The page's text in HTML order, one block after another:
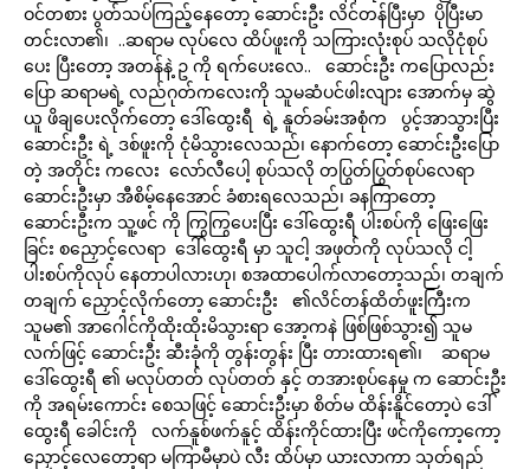
ဝင်တစား ပွတ်သပ်ကြည့်နေတော့ ဆောင်းဦး လိင်တန်ပြီးမှာ ပိုပြီးမာ
တင်းလာ၏၊ ..ဆရာမ လုပ်လေ ထိပ်ဖူးကို သကြားလုံးစုပ် သလိုငုံစုပ်
ပေး ပြီးတော့ အတန်နဲ့ ဥ ကို ရက်ပေးလေ.. ဆောင်းဦး ကပြောလည်း
ပြော ဆရာမရဲ့ လည်ဂုတ်ကလေးကို သူမဆံပင်ဖါးလျား အောက်မှ ဆွဲ
ယူ ဖိချပေးလိုက်တော့ ဒေါ်ထွေးရီ ရဲ့ နူတ်ခမ်းအစုံက ပွင့်အာသွားပြီး
ဆောင်းဦး ရဲ့ ဒစ်ဖူးကို ငုံမိသွားလေသည်၊ နောက်တော့ ဆောင်းဦးပြော
တဲ့ အတိုင်း ကလေး လော်လီပေါ့ စုပ်သလို တပြွတ်ပြွတ်စုပ်လေရာ
ဆောင်းဦးမှာ အီစိမ့်နေအောင် ခံစားရလေသည်၊ ခနကြာတော့
ဆောင်းဦးက သူ့ဖင် ကို ကြွကြွပေးပြီး ဒေါ်ထွေးရီ ပါးစပ်ကို ဖြေးဖြေး
ခြင်း စညှောင့်လေရာ ဒေါ်ထွေးရီ မှာ သူငါ့ အဖုတ်ကို လုပ်သလို ငါ့
ပါးစပ်ကိုလုပ် နေတာပါလားဟု၊ စအထာပေါက်လာတော့သည်၊ တချက်
တချက် ညှောင့်လိုက်တော့ ဆောင်းဦး ၏လိင်တန်ထိတ်ဖူးကြီးက
သူမ၏ အာဂေါင်ကိုထိုးထိုးမိသွားရာ အော့ကနဲ ဖြစ်ဖြစ်သွား၍ သူမ
လက်ဖြင့် ဆောင်းဦး ဆီးခုံကို တွန်းတွန်း ပြီး တားထားရ၏၊ ဆရာမ
ဒေါ်ထွေးရီ ၏ မလုပ်တတ် လုပ်တတ် နှင့် တအားစုပ်နေမှု က ဆောင်းဦး
ကို အရမ်းကောင်း စေသဖြင့် ဆောင်းဦးမှာ စိတ်မ ထိန်းနိူင်တော့ပဲ ဒေါ်
ထွေးရီ ခေါင်းကို လက်နူစ်ဖက်နူင့် ထိန်းကိုင်ထားပြီး ဖင်ကိုကော့ကော့
ညှောင့်လေတော့ရာ မကြာမီမှာပဲ လီး ထိပ်မှာ ယားလာကာ သုတ်ရည်